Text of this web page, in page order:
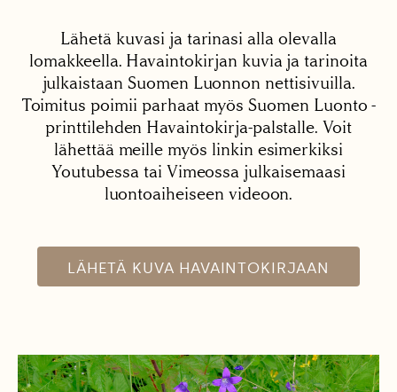
Lähetä kuvasi ja tarinasi alla olevalla
lomakkeella. Havaintokirjan kuvia ja tarinoita
julkaistaan Suomen Luonnon nettisivuilla.
Toimitus poimii parhaat myös Suomen Luonto -
printtilehden Havaintokirja-palstalle. Voit
lähettää meille myös linkin esimerkiksi
Youtubessa tai Vimeossa julkaisemaasi
luontoaiheiseen videoon.
LÄHETÄ KUVA HAVAINTOKIRJAAN